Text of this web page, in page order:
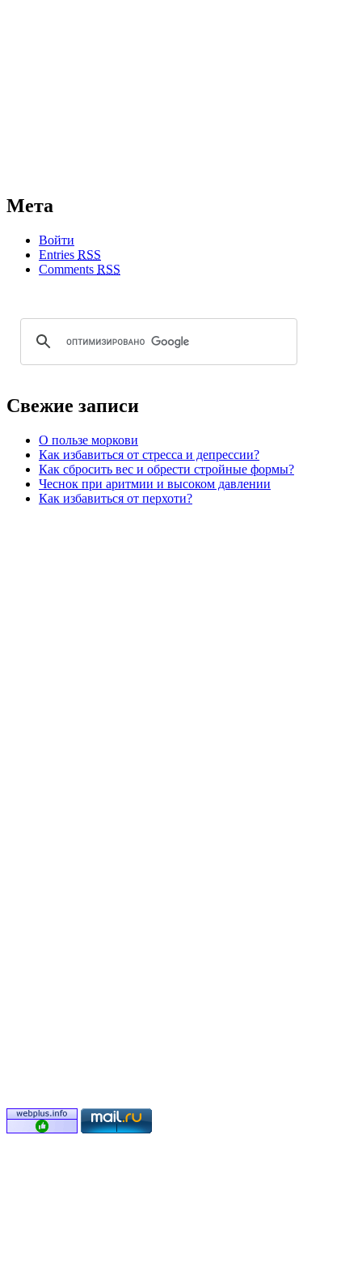
Мета
Войти
Entries RSS
Comments RSS
Свежие записи
О пользе моркови
Как избавиться от стресса и депрессии?
Как сбросить вес и обрести стройные формы?
Чеснок при аритмии и высоком давлении
Как избавиться от перхоти?